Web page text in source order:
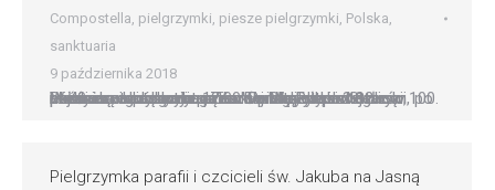
Compostella, pielgrzymki, piesze pielgrzymki, Polska,
sanktuaria
9 października 2018
W 40. rocznicę wyboru Karola Wojtyły na Stolicę Piotrową i zdobycia przez Wandę Rutkiewicz najwyższego szczytu Ziemi – Mt. Everest oraz w 100. rocznicę odzyskania przez Polskę niepodległości, po prawie czterech miesiącach pielgrzymki ? 12 października o godz. 12.00 Tomasz Jędrzejewski, członek wspólnoty mariackiej Chrystus w Starym Mieście – dotrze do grobu św. Jakuba w…
Pielgrzymka parafii i czcicieli św. Jakuba na Jasną